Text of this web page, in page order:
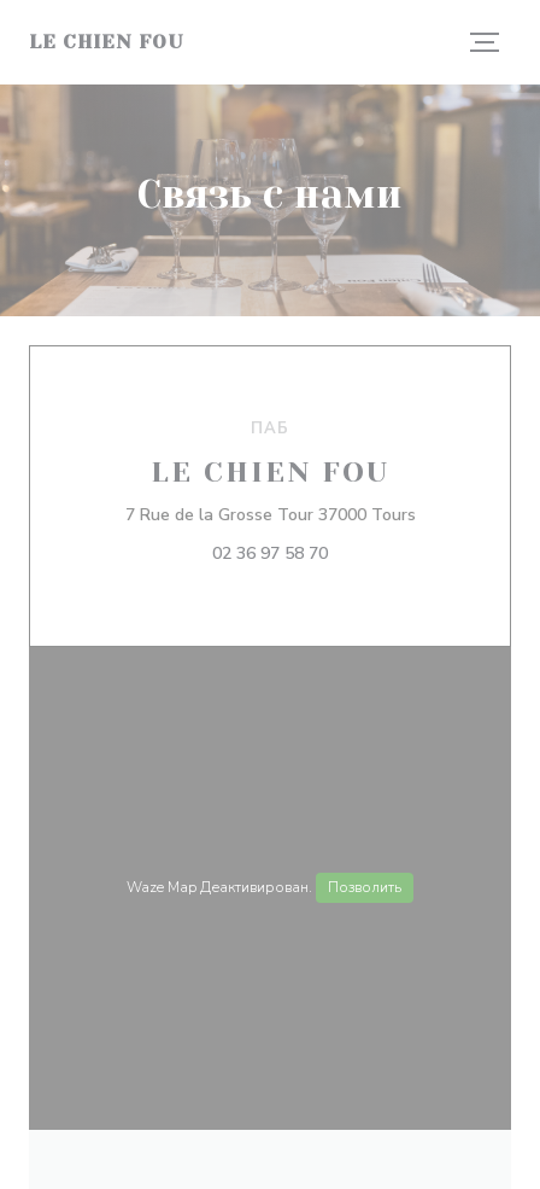
LE CHIEN FOU
Связь с нами
ПАБ
LE CHIEN FOU
7 Rue de la Grosse Tour 37000 Tours((открывается
02 36 97 58 70
Waze Map Деактивирован. Позволить